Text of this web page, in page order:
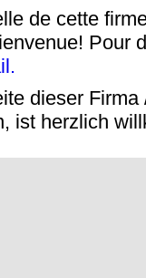
de cette
Pour
dieser
ist herzlich